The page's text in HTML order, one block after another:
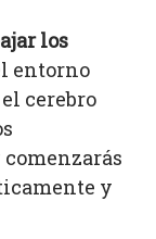
los
entorno
cerebro
y